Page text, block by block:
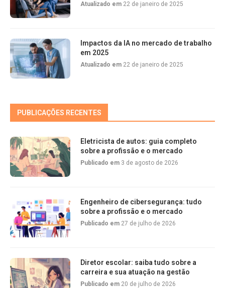
Atualizado em 22 de janeiro de 2025
Impactos da IA no mercado de trabalho
em 2025
Atualizado em 22 de janeiro de 2025
PUBLICAÇÕES RECENTES
Eletricista de autos: guia completo
sobre a profissão e o mercado
Publicado em 3 de agosto de 2026
Engenheiro de cibersegurança: tudo
sobre a profissão e o mercado
Publicado em 27 de julho de 2026
Diretor escolar: saiba tudo sobre a
carreira e sua atuação na gestão
Publicado em 20 de julho de 2026